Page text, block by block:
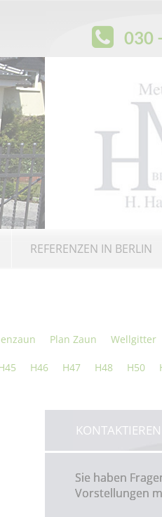
030
REFERENZEN IN BERLIN
Plan Zaun Wellgitter
H46 H47 H48 H50
Sie haben
Vorstellungen